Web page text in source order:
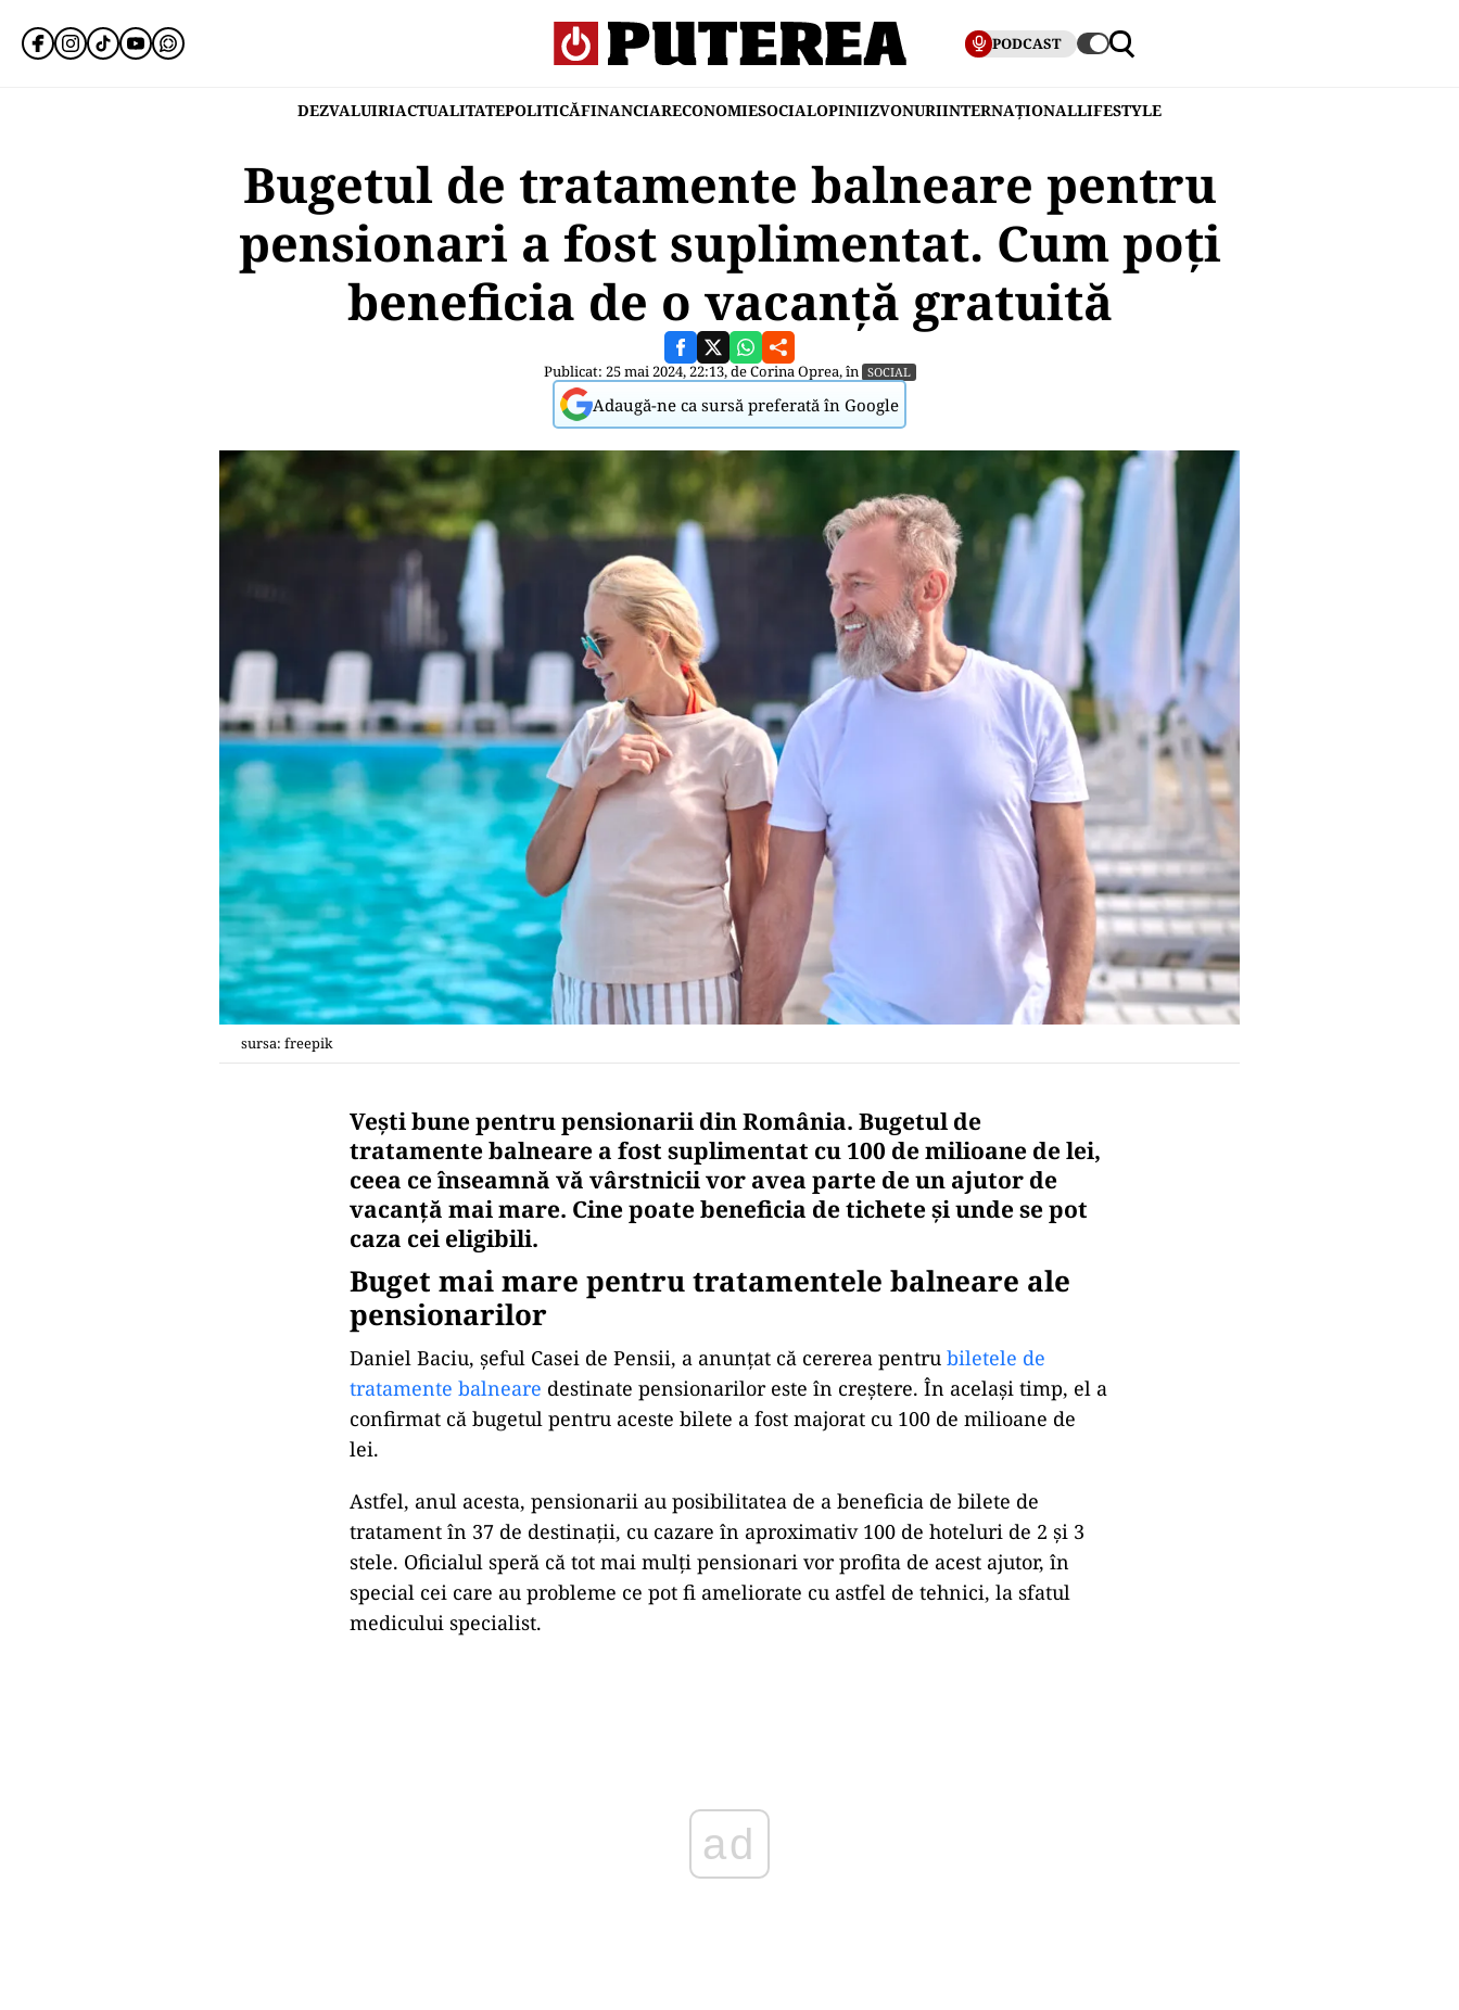
PODCAST
DEZVALUIRIACTUALITATEPOLITICĂFINANCIARECONOMIESOCIALOPINIIZVONURIINTERNAȚIONALLIFESTYLE
Bugetul de tratamente balneare pentru
pensionari a fost suplimentat. Cum poți
beneficia de o vacanță gratuită
Publicat: 25 mai 2024, 22:13, deCorina Oprea, în SOCIAL
Adaugă-ne ca sursă preferată în Google
sursa: freepik
Vești bune pentru pensionarii din România. Bugetul de
tratamente balneare a fost suplimentat cu 100 de milioane de lei,
ceea ce înseamnă vă vârstnicii vor avea parte de un ajutor de
vacanță mai mare. Cine poate beneficia de tichete și unde se pot
caza cei eligibili.
Buget mai mare pentru tratamentele balneare ale
pensionarilor
Daniel Baciu, șeful Casei de Pensii, a anunțat că cererea pentru biletele de
tratamente balneare destinate pensionarilor este în creștere. În același timp, el a
confirmat că bugetul pentru aceste bilete a fost majorat cu 100 de milioane de
lei.
Astfel, anul acesta, pensionarii au posibilitatea de a beneficia de bilete de
tratament în 37 de destinații, cu cazare în aproximativ 100 de hoteluri de 2 și 3
stele. Oficialul speră că tot mai mulți pensionari vor profita de acest ajutor, în
special cei care au probleme ce pot fi ameliorate cu astfel de tehnici, la sfatul
medicului specialist.